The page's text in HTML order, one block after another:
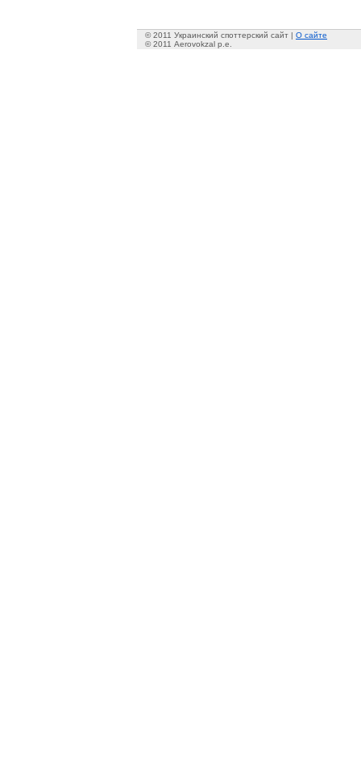
© 2011 Украинский споттерский сайт | О сайте
© 2011 Aerovokzal p.e.